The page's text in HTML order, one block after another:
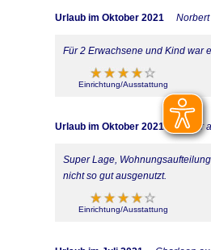
Urlaub im Oktober 2021
Für 2 Erwachsene und Kind war
Einrichtung/Ausstattung
Urlaub im Oktober 2021 esther
Super Lage,
nicht so gut ausgenutzt.
Einrichtung/Ausstattung